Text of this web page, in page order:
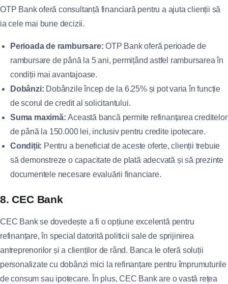
OTP Bank oferă consultanță financiară pentru a ajuta clienții să
ia cele mai bune decizii.
Perioada de rambursare: OTP Bank oferă perioade de
rambursare de până la 5 ani, permițând astfel rambursarea în
condiții mai avantajoase.
Dobânzi: Dobânzile încep de la 6.25% și pot varia în funcție
de scorul de credit al solicitantului.
Suma maximă:Această bancă permite refinanțarea creditelor
de până la 150.000 lei, inclusiv pentru credite ipotecare.
Condiții: Pentru a beneficiat de aceste oferte, clienții trebuie
să demonstreze o capacitate de plată adecvată și să prezinte
documentele necesare evaluării financiare.
8. CEC Bank
CEC Bank se dovedește a fi o opțiune excelentă pentru
refinanțare, în special datorită politicii sale de sprijinirea
antreprenorilor și a clienților de rând. Banca le oferă soluții
personalizate cu dobânzi mici la refinanțare pentru împrumuturile
de consum sau ipotecare. În plus, CEC Bank are o vastă rețea